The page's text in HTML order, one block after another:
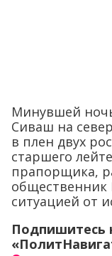
Минувшей
Сиваш на
в плен двух
старшего
прапорщика,
общественник
ситуацией от
Подпишитесь